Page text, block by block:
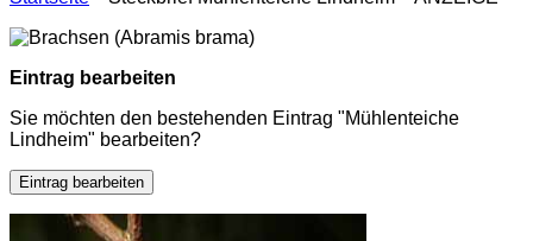
Eintrag bearbeiten
Sie möchten den bestehenden Eintrag "Mühlenteiche
Lindheim" bearbeiten?
Eintrag bearbeiten